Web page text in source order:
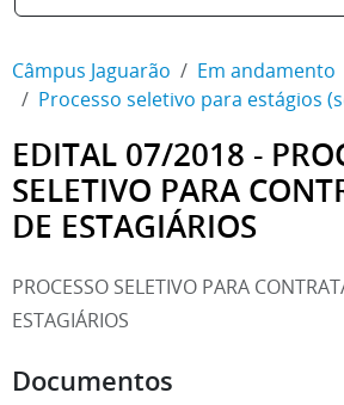
Câmpus Jaguarão
Em andamento
Processo seletivo para estágios
EDITAL 07/2018 -
SELETIVO PARA
DE ESTAGIÁRIOS
PROCESSO SELETIVO PARA
ESTAGIÁRIOS
Documentos